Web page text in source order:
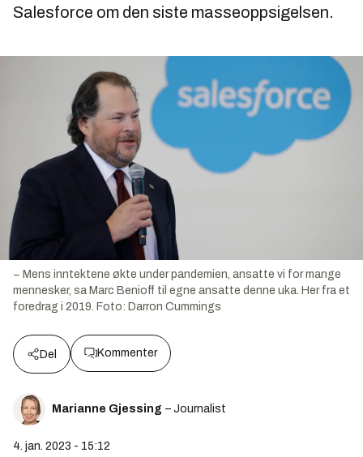
Salesforce om den siste masseoppsigelsen.
− Mens inntektene økte under pandemien, ansatte vi for mange
mennesker, sa Marc Benioff til egne ansatte denne uka. Her fra et
foredrag i 2019. Foto: Darron Cummings
Del Kommenter
Marianne Gjessing – Journalist
4. jan. 2023 - 15:12